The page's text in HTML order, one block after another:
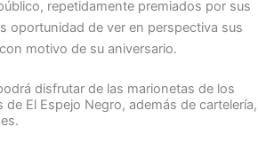
repetidamente premiados por sus
oportunidad de ver en perspectiva sus
motivo de su aniversario.
disfrutar de las marionetas de los
El Espejo Negro, además de cartelería,